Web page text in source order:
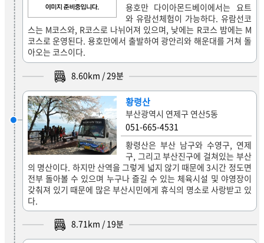
용호만 다이아몬드베이에서는 요트
와 유람선체험이 가능하다. 유람선코
스는 M코스와, R코스로 나뉘어져 있으며, 낮에는 R코스 밤에는 M
코스로 운영된다. 용호만에서 출발하여 광안리와 해운대를 거쳐 돌
아오는 코스이다.
8.60km /29분
황령산
부산광역시 연제구 연산5동
051-665-4531
황령산은 부산 남구와 수영구, 연제
구, 그리고 부산진구에 걸쳐있는 부산
의 명산이다. 하지만 산역을 그렇게 넓지 않기 때문에 3시간 정도면
전부 돌아볼 수 있으며 누구나 즐길 수 있는 체육시설 및 야영장이
갖춰져 있기 때문에 많은 부산시민에게 휴식의 명소로 사랑받고 있
다.
8.71km / 19분